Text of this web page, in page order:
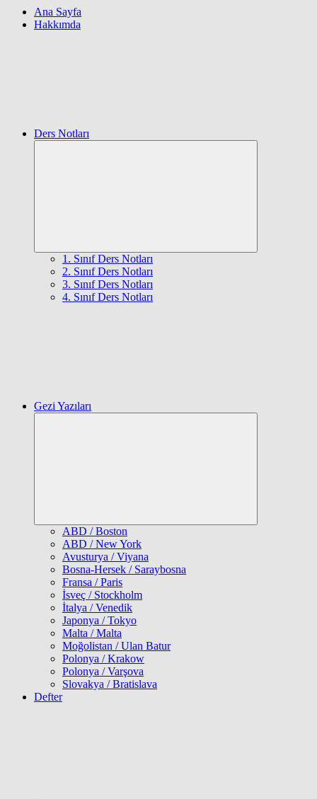
Ana Sayfa
Hakkımda
Ders Notları
1. Sınıf Ders Notları
2. Sınıf Ders Notları
3. Sınıf Ders Notları
4. Sınıf Ders Notları
Gezi Yazıları
ABD / Boston
ABD / New York
Avusturya / Viyana
Bosna-Hersek / Saraybosna
Fransa / Paris
İsveç / Stockholm
İtalya / Venedik
Japonya / Tokyo
Malta / Malta
Moğolistan / Ulan Batur
Polonya / Krakow
Polonya / Varşova
Slovakya / Bratislava
Defter